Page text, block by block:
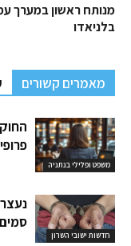
מנותח ראשון במערך
בלניאדו
מאמרים קשורים
משפט ופלילי בנתניה
חדשות ישובי השרון
סמים